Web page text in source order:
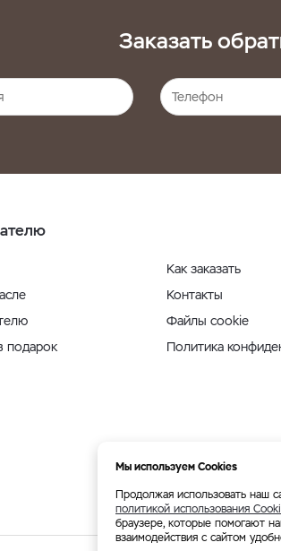
Заказать
подарок
Как заказать
Контакты
Файлы cookie
Политика
Мы используем Cookies
Продолжая использовать наш
политикой использования
браузере, которые помогают
взаимодействия с сайтом